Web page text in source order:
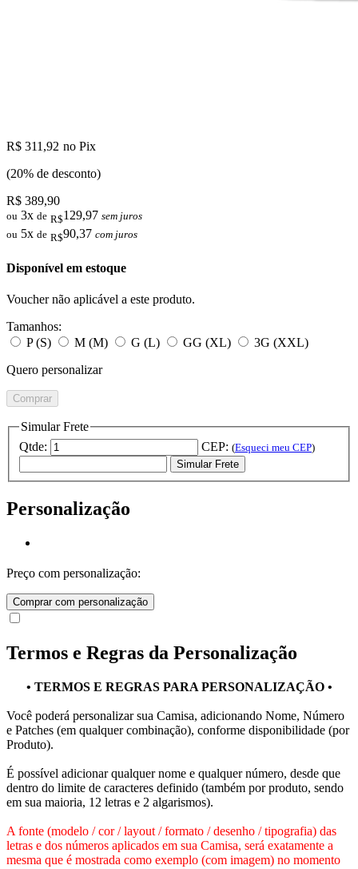
R$ 311,92 no Pix
(20% de desconto)
R$ 389,90
ou 3x de R$129,97 sem juros
ou 5x de R$90,37 com juros
Disponível em estoque
Voucher não aplicável a este produto.
Tamanhos:
P (S)
M (M) G (L) GG (XL)
3G (XXL)
Quero personalizar
Comprar
Simular Frete
Qtde:
CEP: (Esqueci meu CEP)
Simular Frete
Personalização
Preço com personalização:
Comprar com personalização
Termos e Regras da Personalização
• TERMOS E REGRAS PARA PERSONALIZAÇÃO •
Você poderá personalizar sua Camisa, adicionando Nome, Número
e Patches (em qualquer combinação), conforme disponibilidade (por
Produto).
É possível adicionar qualquer nome e qualquer número, desde que
dentro do limite de caracteres definido (também por produto, sendo
em sua maioria, 12 letras e 2 algarismos).
A fonte (modelo / cor / layout / formato / desenho / tipografia) das
letras e dos números aplicados em sua Camisa, será exatamente a
mesma que é mostrada como exemplo (com imagem) no momento